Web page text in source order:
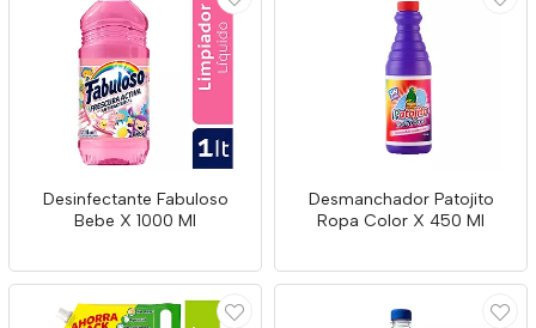
Desinfectante Fabuloso
Bebe X 1000 Ml
Desmanchador Patojito
Ropa Color X 450 Ml